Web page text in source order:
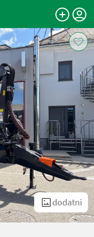
dodatni